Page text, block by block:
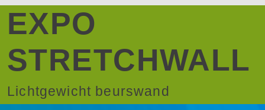
EXPO
STRETCHWALL
Lichtgewicht beurswand